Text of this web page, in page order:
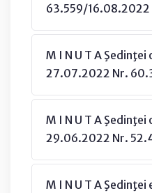
63.559/16.08.2022
M I N U T A
27.07.2022 Nr.
M I N U T A
29.06.2022 Nr.
M I N U T A